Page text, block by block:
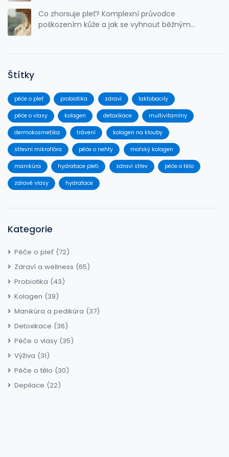
Co zhorsuje pleť? Komplexní průvodce
poškozením kůže a jak se vyhnout běžným
Štítky
péče o pleť probiotika zdraví laktobacily
péče o vlasy kolagen detoxikace multivitamíny
dermokosmetika trávení kolagen na klouby
střevní mikroflóra péče o nehty mořský kolagen
manikúra hydratace pleti zdraví střev péče o tělo
zdravé vlasy hydratace
Kategorie
Péče o pleť (72)
Zdraví a wellness (65)
Probiotika (43)
Kolagen (39)
Manikúra a pedikúra (37)
Detoxikace (36)
Péče o vlasy (35)
Výživa (31)
Péče o tělo (30)
Depilace (22)